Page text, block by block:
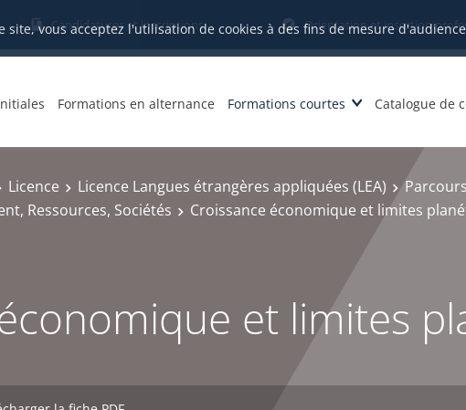
vous acceptez l'utilisation de cookies à des fins de mesure
Candidatures et inscriptions Orientation et insertion
Formations en alternance Formations courtes Catalogue de
Licence Licence Langues étrangères appliquées (LEA)
Ressources, Sociétés
Croissance économique et limites
et limites